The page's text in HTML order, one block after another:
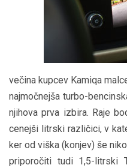
večina kupcev Kamiqa
najmočnejša turbo-
njihova prva izbira. Raje
cenejši litrski različici, v
ker od viška (konjev) še
priporočiti tudi 1,5-litrski